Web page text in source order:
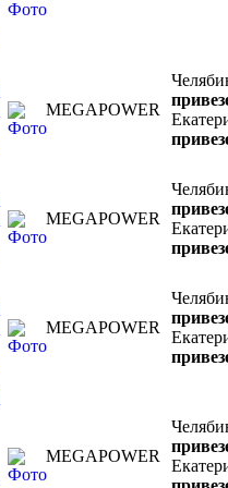
MEGAPOWER
MEGAPOWER
MEGAPOWER
MEGAPOWER